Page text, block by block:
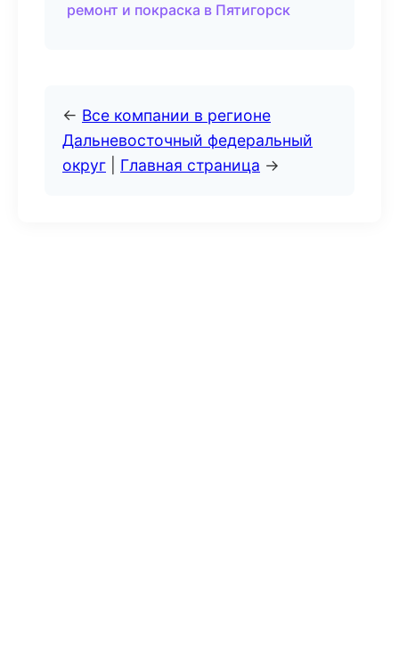
ремонт и покраска в Пятигорск
← Все компании в регионе
Дальневосточный федеральный
округ
Главная страница →